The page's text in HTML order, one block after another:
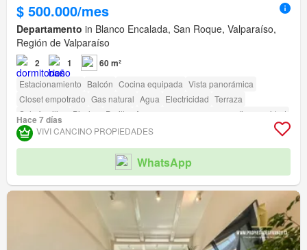
$ 500.000/mes
Departamento in Blanco Encalada, San Roque, Valparaíso,
Región de Valparaíso
2 1 60 m²
Estacionamiento Balcón Cocina equipada Vista panorámica
Closet empotrado Gas natural Agua Electricidad Terraza
Solo familias
Piscina Parilla Acceso para personas con discapacidad
Hace 7 días
VIVI CANCINO PROPIEDADES
WhatsApp